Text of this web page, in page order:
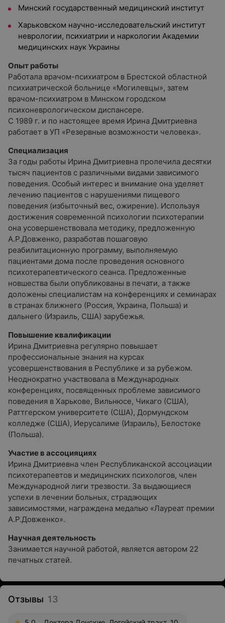
Минский государственный медицинский институт
Харьковском научно-исследовательский институт
неврологии, психиатрии и наркологии Академии
медицинских наук Украины
Опыт работы
Работала врачом-психиатром в Брестской областной
психиатрической больнице «Могилевцы», затем
врачом-психиатром в Минском городском
психоневрологическом диспансере.
С 1989 г. и по настоящее время Ирина Дмитриевна
работает в УП «Резервные возможности человека».
Специализация
За годы работы Ирина Дмитриевна пролечила десятки
тысяч пациентов с различными видами зависимого
поведения. Особый интерес и внимание она уделяет
лечению пациентов с нарушениями пищевого
поведения (избыточный вес, ожирение). Используя
достижения современной психологии психотерапии
она усовершенствовала методику, предложенную
А.Р.Довженко, разработав пошаговую
реабилитационную программу, выполняемую
пациентами дома после проведения основного
психотерапевтического сеанса. Предложенные
новшества были опубликованы в печати, а также
доложены специалистам на конференциях и семинарах
в странах ближнего (Россия, Украина, Польша) и
дальнего (Израиль, США) зарубежья.
Повышение квалификации
Ирина Дмитриевна регулярно повышает
профессиональные знания на курсах
усовершенствования в Республике и за рубежом.
Неоднократно участвовала в Международных
конференциях, посвященных проблеме зависимого
поведения в Харькове, Вильнюсе, Чикаго (США),
Раттгерском университете (США), Дормундском
колледже (США), Иерусалиме (Израиль), Белостоке
(Польша).
Участие в ассоцияциях
Ирина Дмитриевна член Республиканской ассоциации
психотерапевтов и медицинских психологов, член
Международной лиги трезвости. За выдающиеся
успехи в лечении больных, страдающих
зависимостями, награждена медалью «Лауреат премии
А.Р.Довженко».
Научная деятельность
Занимается научной работой, является автором 22
печатных статей.
Отзывы 13